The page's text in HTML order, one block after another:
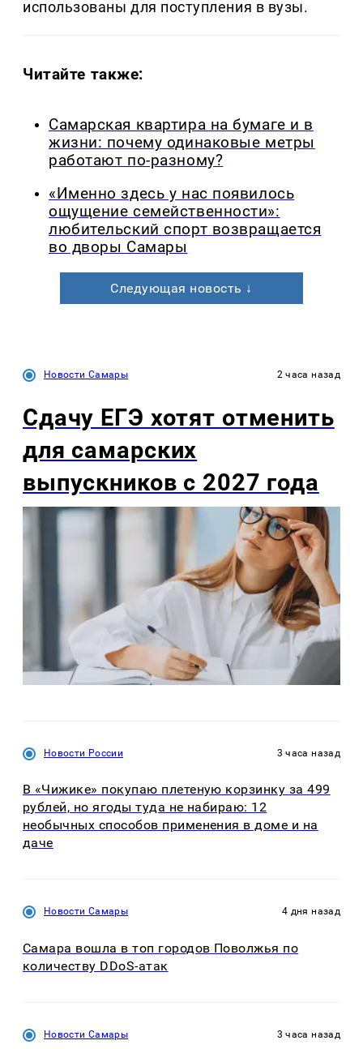
использованы для поступления в вузы.
Читайте также:
Самарская квартира на бумаге и в
жизни: почему одинаковые метры
работают по-разному?
«Именно здесь у нас появилось
ощущение семейственности»:
любительский спорт возвращается
во дворы Самары
Следующая новость ↓
Новости Самары 2 часа назад
Сдачу ЕГЭ хотят отменить
для самарских
выпускников с 2027 года
Новости России 3 часа назад
В «Чижике» покупаю плетеную корзинку за 499
рублей, но ягоды туда не набираю: 12
необычных способов применения в доме и на
даче
Новости Самары 4 дня назад
Самара вошла в топ городов Поволжья по
количеству DDoS-атак
Новости Самары 3 часа назад